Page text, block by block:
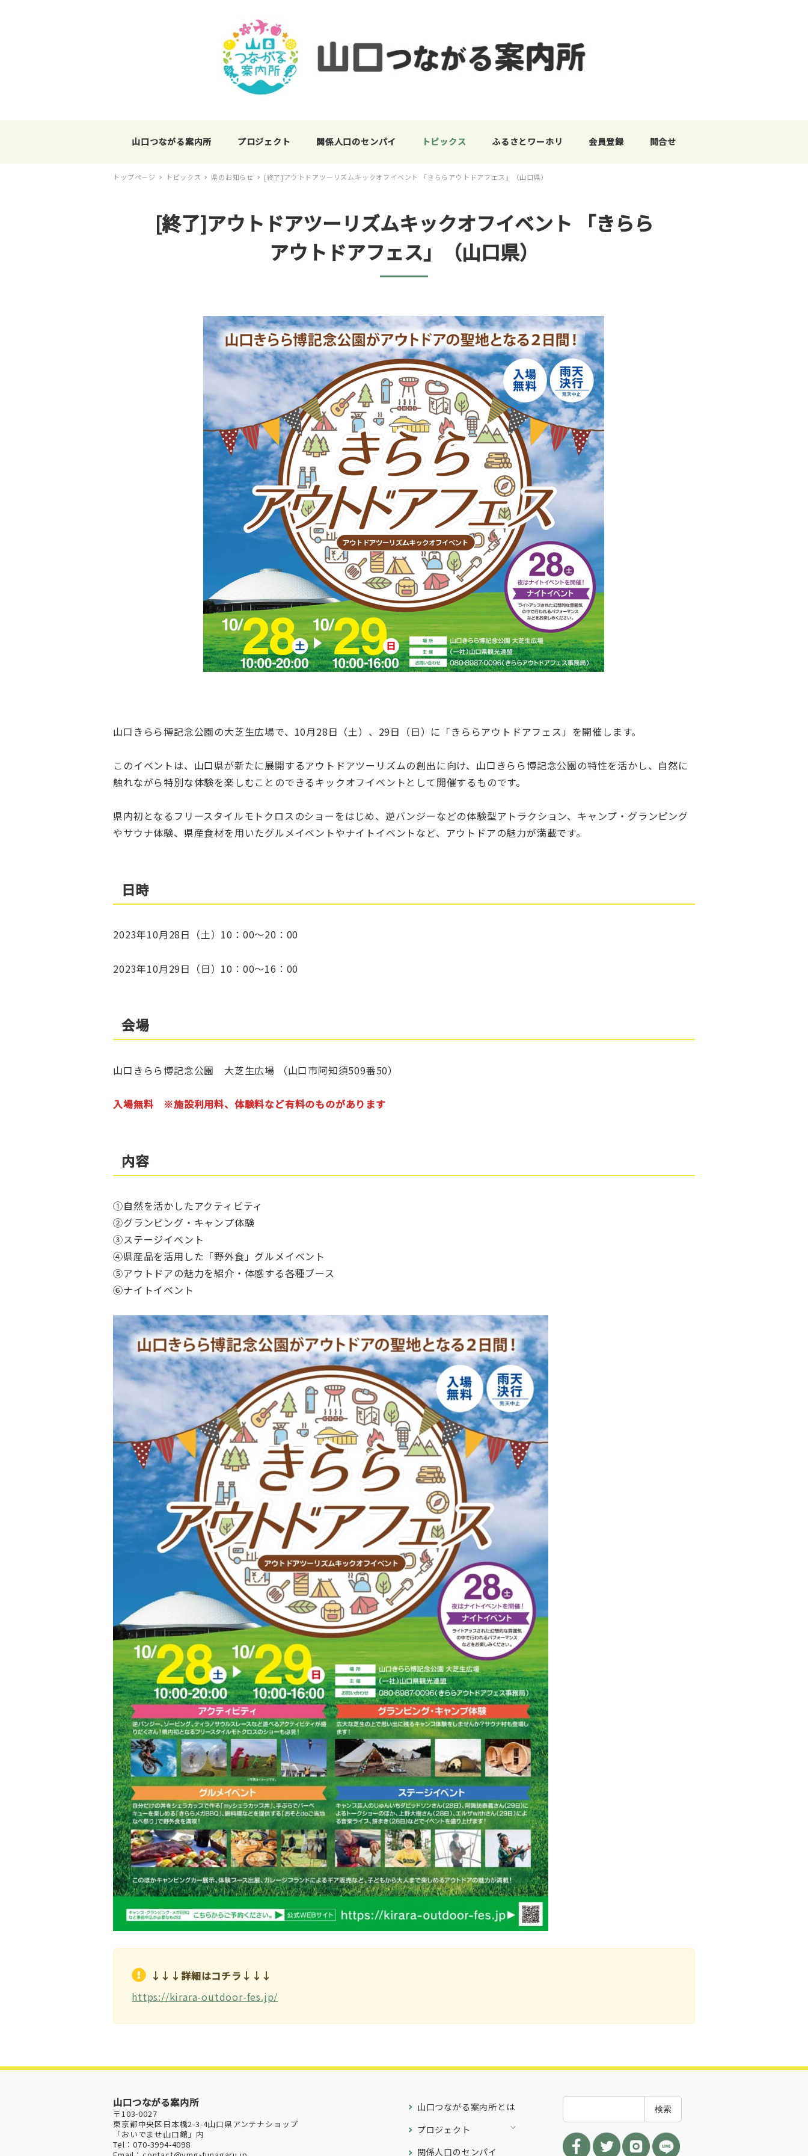
山口つながる案内所 プロジェクト 関係人口のセンパイ トピックス ふるさとワーホリ 会員登録 問合せ
トップページ トピックス 県のお知らせ [終了]アウトドアツーリズムキックオフイベント 「きららアウトドアフェス」（山口県）
[終了]アウトドアツーリズムキックオフイベント 「きらら
アウトドアフェス」（山口県）
山口きらら博記念公園の大芝生広場で、10月28日（土）、29日（日）に「きららアウトドアフェス」を開催します。
このイベントは、山口県が新たに展開するアウトドアツーリズムの創出に向け、山口きらら博記念公園の特性を活かし、自然に
触れながら特別な体験を楽しむことのできるキックオフイベントとして開催するものです。
県内初となるフリースタイルモトクロスのショーをはじめ、逆バンジーなどの体験型アトラクション、キャンプ・グランピング
やサウナ体験、県産食材を用いたグルメイベントやナイトイベントなど、アウトドアの魅力が満載です。
日時
2023年10月28日（土）10：00～20：00
2023年10月29日（日）10：00～16：00
会場
山口きらら博記念公園 大芝生広場 （山口市阿知須509番50）
入場無料 ※施設利用料、体験料など有料のものがあります
内容
①自然を活かしたアクティビティ
②グランピング・キャンプ体験
③ステージイベント
④県産品を活用した「野外食」グルメイベント
⑤アウトドアの魅力を紹介・体感する各種ブース
⑥ナイトイベント
↓↓↓詳細はコチラ↓↓↓
https://kirara-outdoor-fes.jp/
山口つながる案内所
〒103-0027
東京都中央区日本橋2-3-4山口県アンテナショップ
「おいでませ山口館」内
Tel：070-3994-4098
山口つながる案内所とは
プロジェクト
関係人口のセンパイ
索
検索